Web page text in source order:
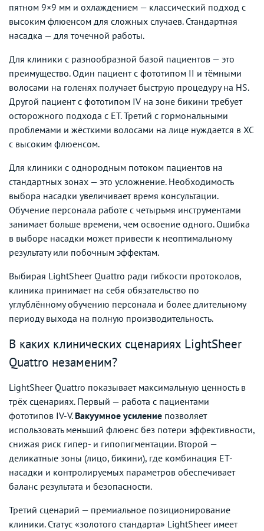
пятном 9×9 мм и охлаждением — классический подход с
высоким флюенсом для сложных случаев. Стандартная
насадка — для точечной работы.
Для клиники с разнообразной базой пациентов — это
преимущество. Один пациент с фототипом II и тёмными
волосами на голенях получает быструю процедуру на HS.
Другой пациент с фототипом IV на зоне бикини требует
осторожного подхода с ET. Третий с гормональными
проблемами и жёсткими волосами на лице нуждается в XC
с высоким флюенсом.
Для клиники с однородным потоком пациентов на
стандартных зонах — это усложнение. Необходимость
выбора насадки увеличивает время консультации.
Обучение персонала работе с четырьмя инструментами
занимает больше времени, чем освоение одного. Ошибка
в выборе насадки может привести к неоптимальному
результату или побочным эффектам.
Выбирая LightSheer Quattro ради гибкости протоколов,
клиника принимает на себя обязательство по
углублённому обучению персонала и более длительному
периоду выхода на полную производительность.
В каких клинических сценариях LightSheer
Quattro незаменим?
LightSheer Quattro показывает максимальную ценность в
трёх сценариях. Первый — работа с пациентами
фототипов IV-V. Вакуумное усиление позволяет
использовать меньший флюенс без потери эффективности,
снижая риск гипер- и гипопигментации. Второй —
деликатные зоны (лицо, бикини), где комбинация ET-
насадки и контролируемых параметров обеспечивает
баланс результата и безопасности.
Третий сценарий — премиальное позиционирование
клиники. Статус «золотого стандарта» LightSheer имеет